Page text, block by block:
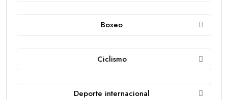
Boxeo
Ciclismo
Deporte internacional